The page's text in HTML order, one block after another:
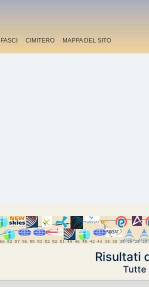
FASCI CIMITERO MAPPA DEL SITO
Risultati
Tutte